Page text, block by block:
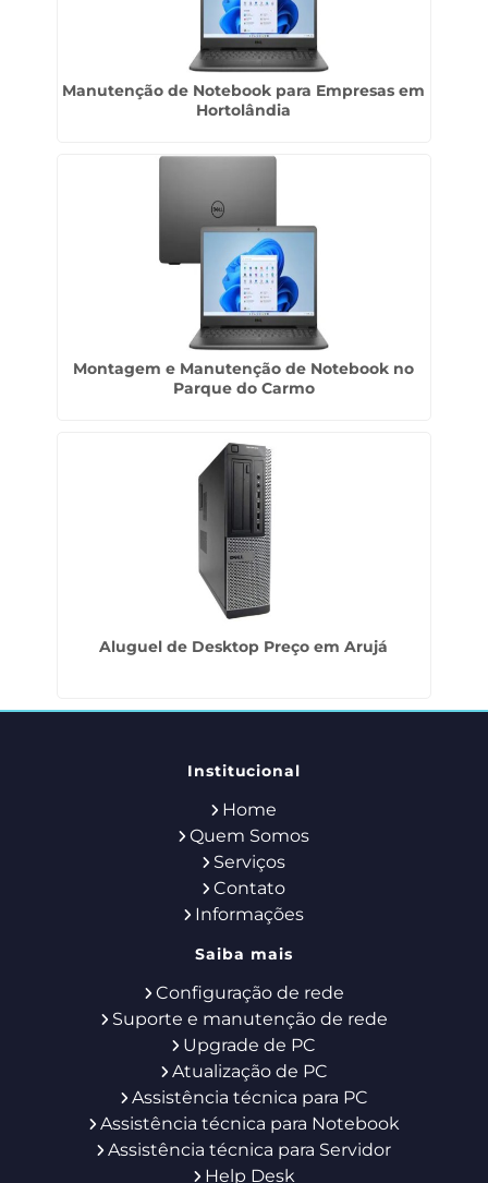
Manutenção de Notebook para Empresas em
Hortolândia
Montagem e Manutenção de Notebook no
Parque do Carmo
Aluguel de Desktop Preço em Arujá
Institucional
Home
Quem Somos
Serviços
Contato
Informações
Saiba mais
Configuração de rede
Suporte e manutenção de rede
Upgrade de PC
Atualização de PC
Assistência técnica para PC
Assistência técnica para Notebook
Assistência técnica para Servidor
Help Desk